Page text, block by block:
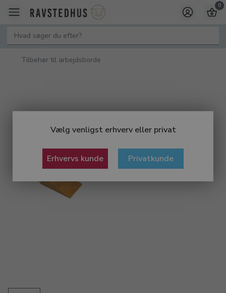
Vælg venligst erhverv eller privat
Erhvervs kunde Privatkunde
0
Tilbehør til arbejdsborde